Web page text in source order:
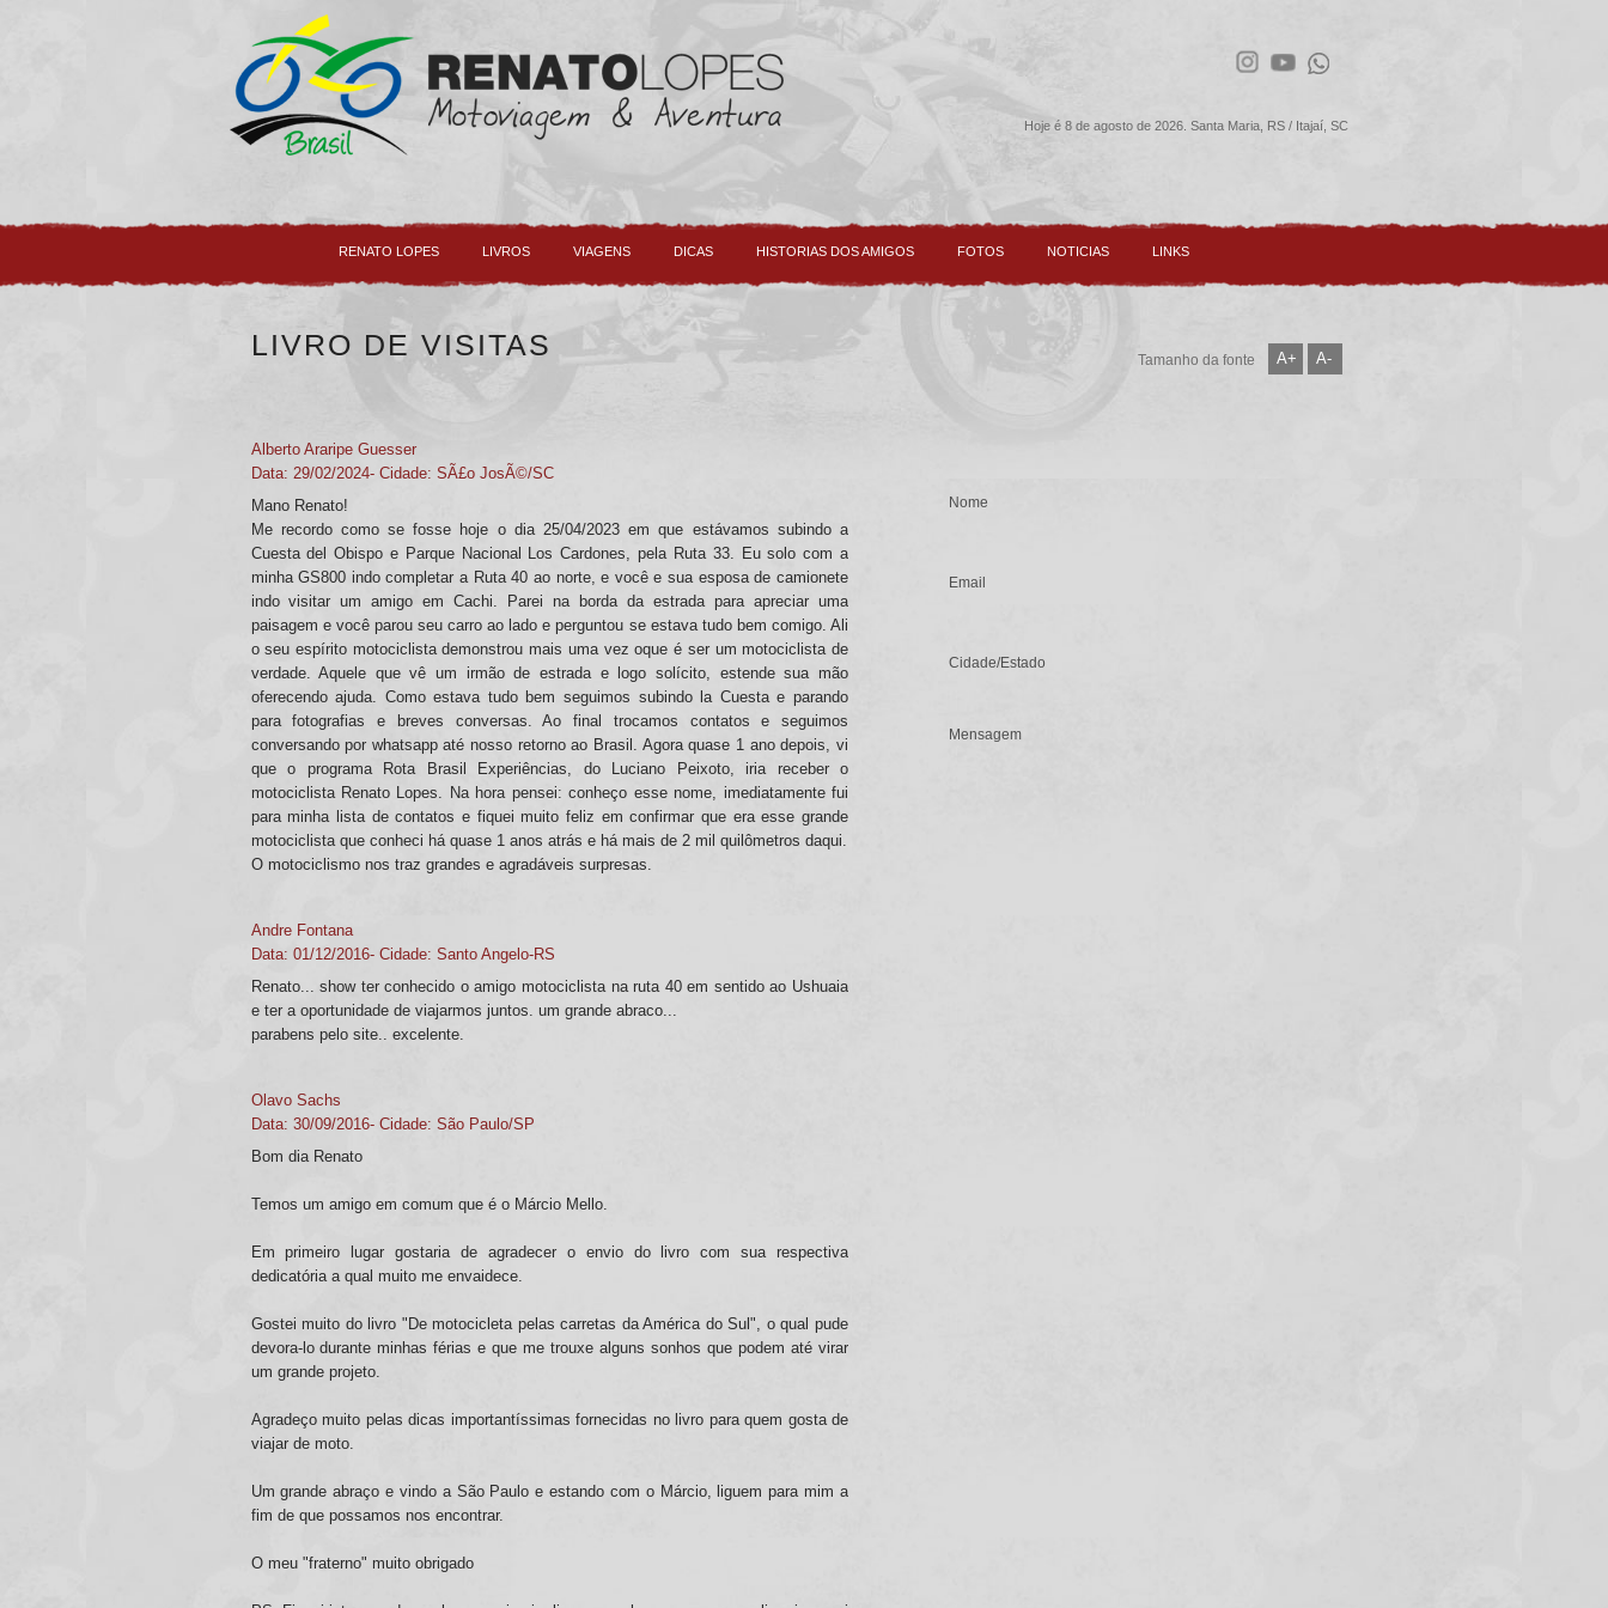
Hoje é 8 de agosto de 2026. Santa Maria, RS / Itajaí, SC
RENATO LOPES LIVROS VIAGENS DICAS HISTORIAS DOS AMIGOS FOTOS NOTICIAS LINKS
LIVRO DE VISITAS Tamanho da fonte A+ A-
Alberto Araripe Guesser
Data: 29/02/2024- Cidade: SÃ£o JosÃ©/SC
Mano Renato!
Me recordo como se fosse hoje o dia 25/04/2023 em que estávamos subindo a
Cuesta del Obispo e Parque Nacional Los Cardones, pela Ruta 33. Eu solo com a
minha GS800 indo completar a Ruta 40 ao norte, e você e sua esposa de camionete
indo visitar um amigo em Cachi. Parei na borda da estrada para apreciar uma
paisagem e você parou seu carro ao lado e perguntou se estava tudo bem comigo. Ali
o seu espírito motociclista demonstrou mais uma vez oque é ser um motociclista de
verdade. Aquele que vê um irmão de estrada e logo solícito, estende sua mão
oferecendo ajuda. Como estava tudo bem seguimos subindo la Cuesta e parando
para fotografias e breves conversas. Ao final trocamos contatos e seguimos
conversando por whatsapp até nosso retorno ao Brasil. Agora quase 1 ano depois, vi
que o programa Rota Brasil Experiências, do Luciano Peixoto, iria receber o
motociclista Renato Lopes. Na hora pensei: conheço esse nome, imediatamente fui
para minha lista de contatos e fiquei muito feliz em confirmar que era esse grande
motociclista que conheci há quase 1 anos atrás e há mais de 2 mil quilômetros daqui.
O motociclismo nos traz grandes e agradáveis surpresas.
Andre Fontana
Data: 01/12/2016- Cidade: Santo Angelo-RS
Renato... show ter conhecido o amigo motociclista na ruta 40 em sentido ao Ushuaia
e ter a oportunidade de viajarmos juntos. um grande abraco...
parabens pelo site.. excelente.
Olavo Sachs
Data: 30/09/2016- Cidade: São Paulo/SP
Bom dia Renato
Temos um amigo em comum que é o Márcio Mello.
Em primeiro lugar gostaria de agradecer o envio do livro com sua respectiva
dedicatória a qual muito me envaidece.
Gostei muito do livro "De motocicleta pelas carretas da América do Sul", o qual pude
devora-lo durante minhas férias e que me trouxe alguns sonhos que podem até virar
um grande projeto.
Agradeço muito pelas dicas importantíssimas fornecidas no livro para quem gosta de
viajar de moto.
Um grande abraço e vindo a São Paulo e estando com o Márcio, liguem para mim a
fim de que possamos nos encontrar.
O meu "fraterno" muito obrigado